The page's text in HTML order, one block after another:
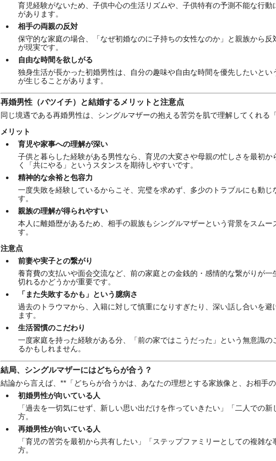
育児経験がないため、子供中心の生活リズムや、子供特有の予測不能な行
があります。
相手の両親の反対
保守的な家庭の場合、「なぜ初婚なのに子持ちの女性なのか」と親族から
が現実です。
自由な時間を欲しがる
独身生活が長かった初婚男性は、自分の趣味や自由な時間を優先したいと
が生じることがあります。
再婚男性（バツイチ）と結婚するメリットと注意点
同じ境遇である再婚男性は、シングルマザーの抱える苦労を肌で理解してくれる
メリット
育児や家事への理解が深い
子供と暮らした経験がある男性なら、育児の大変さや母親の忙しさを最初
く「共にやる」というスタンスを期待しやすいです。
精神的な余裕と包容力
一度失敗を経験しているからこそ、完璧を求めず、多少のトラブルにも動
す。
親族の理解が得られやすい
本人に離婚歴があるため、相手の親族もシングルマザーという背景をスムー
す。
注意点
前妻や実子との繋がり
養育費の支払いや面会交流など、前の家庭との金銭的・感情的な繋がりが一
切れるかどうかが重要です。
「また失敗するかも」という臆病さ
過去のトラウマから、入籍に対して慎重になりすぎたり、深い話し合いを避
ます。
生活習慣のこだわり
一度家庭を持った経験がある分、「前の家ではこうだった」という無意識
るかもしれません。
結局、シングルマザーにはどちらが合う？
結論から言えば、**「どちらが合うかは、あなたの理想とする家族像と、お相手の
初婚男性が向いている人
「過去を一切気にせず、新しい思い出だけを作っていきたい」「二人での
方。
再婚男性が向いている人
「育児の苦労を最初から共有したい」「ステップファミリーとしての複雑
方。